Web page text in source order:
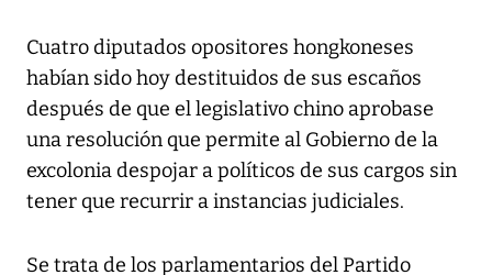
Cuatro diputados opositores hongkoneses
habían sido hoy destituidos de sus escaños
después de que el legislativo chino aprobase
una resolución que permite al Gobierno de la
excolonia despojar a políticos de sus cargos sin
tener que recurrir a instancias judiciales.
Se trata de los parlamentarios del Partido